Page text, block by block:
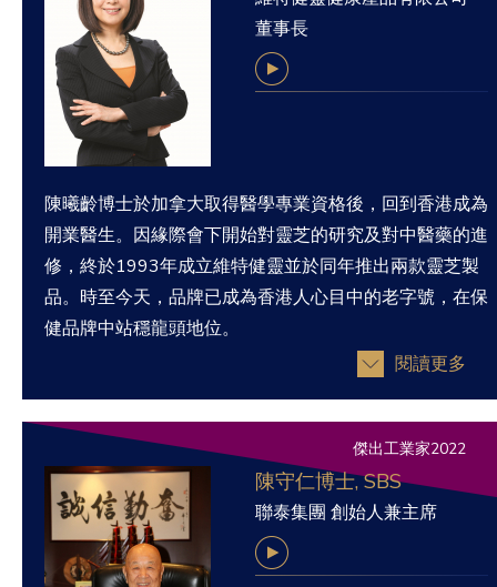
董事長
陳曦齡博士於加拿大取得醫學專業資格後，回到香港成為
開業醫生。因緣際會下開始對靈芝的研究及對中醫藥的進
修，終於1993年成立維特健靈並於同年推出兩款靈芝製
品。時至今天，品牌已成為香港人心目中的老字號，在保
健品牌中站穩龍頭地位。
閱讀更多
傑出工業家2022
陳守仁博士, SBS
聯泰集團 創始人兼主席